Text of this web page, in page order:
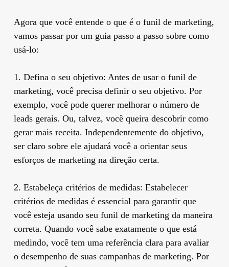
Agora que você entende o que é o funil de marketing,
vamos passar por um guia passo a passo sobre como
usá-lo:
1. Defina o seu objetivo: Antes de usar o funil de
marketing, você precisa definir o seu objetivo. Por
exemplo, você pode querer melhorar o número de
leads gerais. Ou, talvez, você queira descobrir como
gerar mais receita. Independentemente do objetivo,
ser claro sobre ele ajudará você a orientar seus
esforços de marketing na direção certa.
2. Estabeleça critérios de medidas: Estabelecer
critérios de medidas é essencial para garantir que
você esteja usando seu funil de marketing da maneira
correta. Quando você sabe exatamente o que está
medindo, você tem uma referência clara para avaliar
o desempenho de suas campanhas de marketing. Por